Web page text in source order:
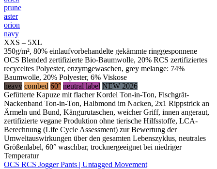
prune
aster
orion
navy
XXS – 5XL
350g/m², 80% einlaufvorbehandelte gekämmte ringgesponnene
OCS Blended zertifizierte Bio-Baumwolle, 20% RCS zertifiziertes
recyceltes Polyester, enzymgewaschen, grey melange: 74%
Baumwolle, 20% Polyester, 6% Viskose
heavy combed 60° neutral label NEW 2026
Gefütterte Kapuze mit flacher Kordel Ton-in-Ton, Fischgrät-
Nackenband Ton-in-Ton, Halbmond im Nacken, 2x1 Rippstrick an
Ärmeln und Bund, Kängurutaschen, weicher Griff, innen angeraut,
zertifizierte vegane Produktion ohne tierische Hilfsstoffe, LCA-
Berechnung (Life Cycle Assessment) zur Bewertung der
Umweltauswirkungen über den gesamten Lebenszyklus, neutrales
Größenlabel, 60° waschbar, trocknergeeignet bei niedriger
Temperatur
OCS RCS Jogger Pants | Untagged Movement